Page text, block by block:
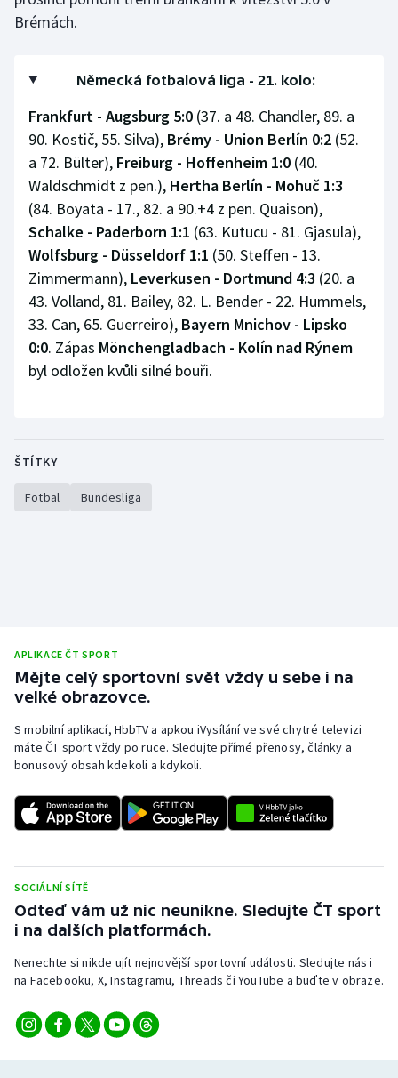
Brémách.
Německá fotbalová liga - 21. kolo:
Frankfurt - Augsburg 5:0 (37. a 48. Chandler, 89. a
90. Kostič, 55. Silva), Brémy - Union Berlín 0:2 (52.
a 72. Bülter), Freiburg - Hoffenheim 1:0 (40.
Waldschmidt z pen.), Hertha Berlín - Mohuč 1:3
(84. Boyata - 17., 82. a 90.+4 z pen. Quaison),
Schalke - Paderborn 1:1 (63. Kutucu - 81. Gjasula),
Wolfsburg - Düsseldorf 1:1 (50. Steffen - 13.
Zimmermann), Leverkusen - Dortmund 4:3 (20. a
43. Volland, 81. Bailey, 82. L. Bender - 22. Hummels,
33. Can, 65. Guerreiro), Bayern Mnichov - Lipsko
0:0. Zápas Mönchengladbach - Kolín nad Rýnem
byl odložen kvůli silné bouři.
ŠTÍTKY
Fotbal Bundesliga
APLIKACE ČT SPORT
Mějte celý sportovní svět vždy u sebe i na
velké obrazovce.
S mobilní aplikací, HbbTV a apkou iVysílání ve své chytré televizi
máte ČT sport vždy po ruce. Sledujte přímé přenosy, články a
bonusový obsah kdekoli a kdykoli.
SOCIÁLNÍ SÍTĚ
Odteď vám už nic neunikne. Sledujte ČT sport
i na dalších platformách.
Nenechte si nikde ujít nejnovější sportovní události. Sledujte nás i
na Facebooku, X, Instagramu, Threads či YouTube a buďte v obraze.